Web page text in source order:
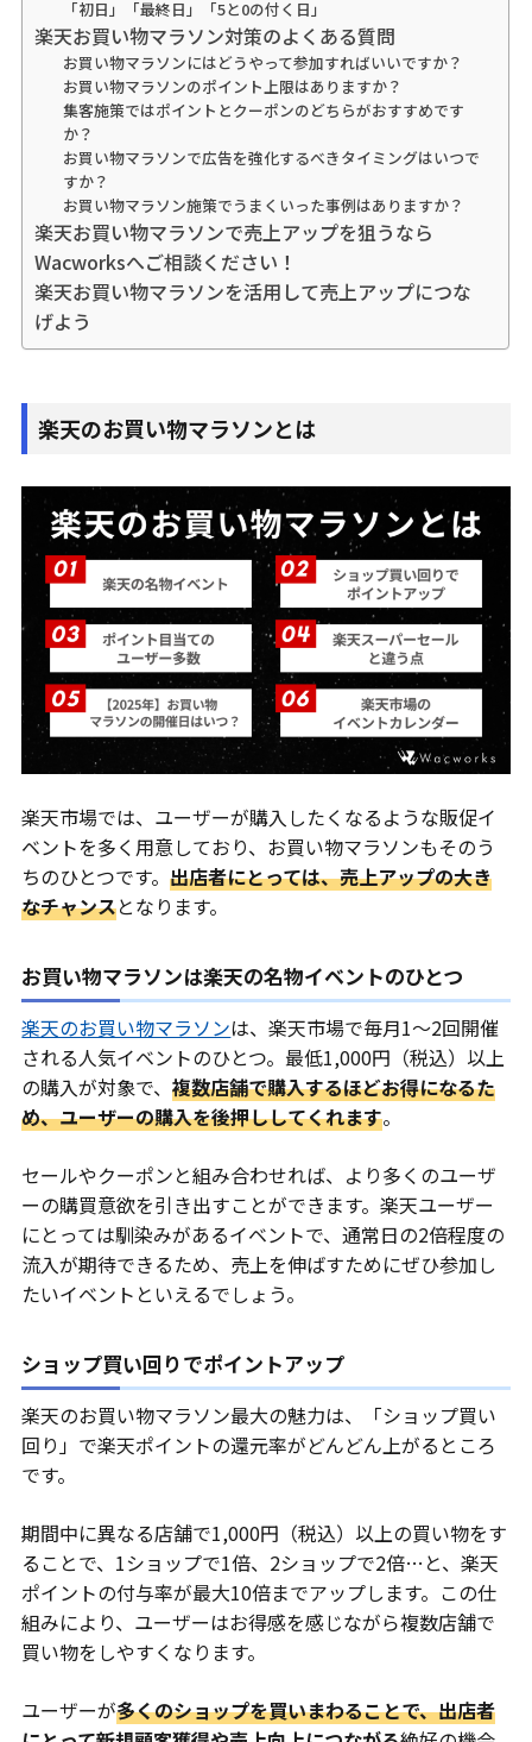
「初日」「最終日」「5と0の付く日」
楽天お買い物マラソン対策のよくある質問
お買い物マラソンにはどうやって参加すればいいですか？
お買い物マラソンのポイント上限はありますか？
集客施策ではポイントとクーポンのどちらがおすすめです
か？
お買い物マラソンで広告を強化するべきタイミングはいつで
すか？
お買い物マラソン施策でうまくいった事例はありますか？
楽天お買い物マラソンで売上アップを狙うなら
Wacworksへご相談ください！
楽天お買い物マラソンを活用して売上アップにつな
げよう
楽天のお買い物マラソンとは
楽天市場では、ユーザーが購入したくなるような販促イ
ベントを多く用意しており、お買い物マラソンもそのう
ちのひとつです。出店者にとっては、売上アップの大き
なチャンスとなります。
お買い物マラソンは楽天の名物イベントのひとつ
楽天のお買い物マラソンは、楽天市場で毎月1〜2回開催
される人気イベントのひとつ。最低1,000円（税込）以上
の購入が対象で、複数店舗で購入するほどお得になるた
め、ユーザーの購入を後押ししてくれます。
セールやクーポンと組み合わせれば、より多くのユーザ
ーの購買意欲を引き出すことができます。楽天ユーザー
にとっては馴染みがあるイベントで、通常日の2倍程度の
流入が期待できるため、売上を伸ばすためにぜひ参加し
たいイベントといえるでしょう。
ショップ買い回りでポイントアップ
楽天のお買い物マラソン最大の魅力は、「ショップ買い
回り」で楽天ポイントの還元率がどんどん上がるところ
です。
期間中に異なる店舗で1,000円（税込）以上の買い物をす
ることで、1ショップで1倍、2ショップで2倍…と、楽天
ポイントの付与率が最大10倍までアップします。この仕
組みにより、ユーザーはお得感を感じながら複数店舗で
買い物をしやすくなります。
ユーザーが多くのショップを買いまわることで、出店者